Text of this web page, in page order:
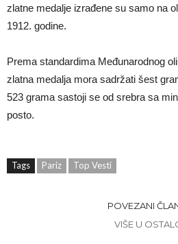
zlatne medalje izrađene su samo na
1912. godine.
Prema standardima Međunarodnog
zlatna medalja mora sadržati šest
523 grama sastoji se od srebra sa
posto.
Tags Pariz Top Vesti
POVEZANI
VIŠE U